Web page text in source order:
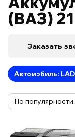
(ВАЗ)
Заказать
Автомобиль: